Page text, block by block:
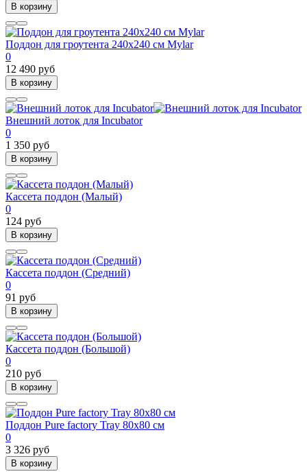
В корзину
Поддон для гроутента 240х240 см Mylar
0
12 490 руб
В корзину
Внешний лоток для Incubator
0
1 350 руб
В корзину
Кассета поддон (Малый)
0
124 руб
В корзину
Кассета поддон (Средний)
0
91 руб
В корзину
Кассета поддон (Большой)
0
210 руб
В корзину
Поддон Pure factory Tray 80x80 см
0
3 326 руб
В корзину